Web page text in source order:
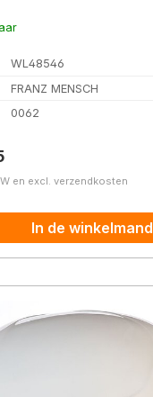
WL48546
FRANZ MENSCH
0062
en excl. verzendkosten
In de winkelmand